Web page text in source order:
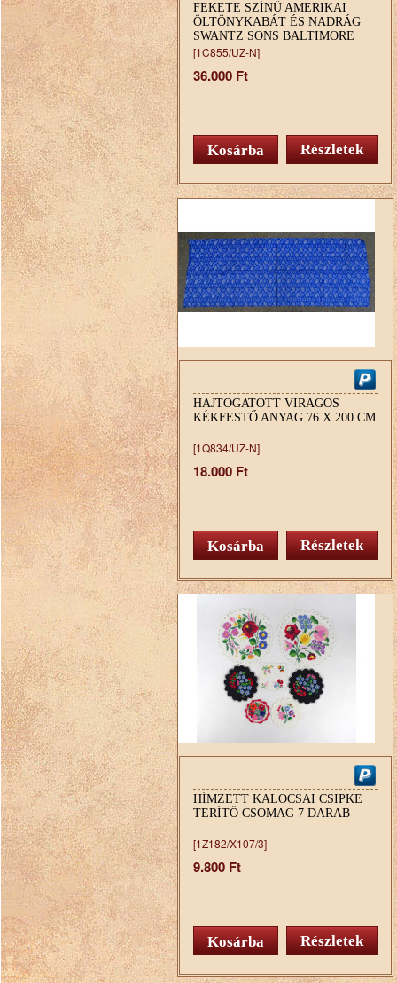
FEKETE SZÍNŰ AMERIKAI
ÖLTÖNYKABÁT ÉS NADRÁG
SWANTZ SONS BALTIMORE
MARYLAND USA
[1C855/UZ-N]
36.000 Ft
Részletek
HAJTOGATOTT VIRÁGOS
KÉKFESTŐ ANYAG 76 X 200 CM
[1Q834/UZ-N]
18.000 Ft
Részletek
HÍMZETT KALOCSAI CSIPKE
TERÍTŐ CSOMAG 7 DARAB
[1Z182/X107/3]
9.800 Ft
Részletek